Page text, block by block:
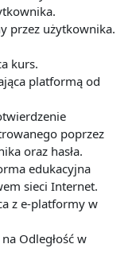
przez użytkownika.
kurs.
platformą od
poprzez
oraz hasła.
edukacyjna
sieci Internet.
z e-platformy w
Odległość w